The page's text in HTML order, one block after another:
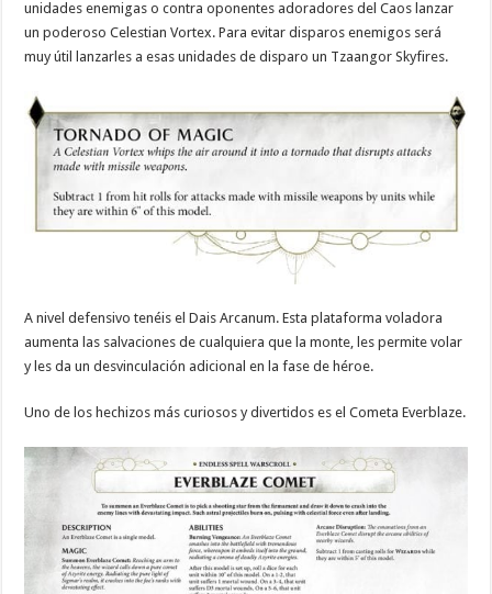
unidades enemigas o contra oponentes adoradores del Caos lanzar
un poderoso Celestian Vortex. Para evitar disparos enemigos será
muy útil lanzarles a esas unidades de disparo un Tzaangor Skyfires.
A nivel defensivo tenéis el Dais Arcanum.Esta plataforma voladora
aumenta las salvaciones de cualquiera que la monte, les permite volar
y les da un desvinculación adicional en la fase de héroe.
Uno de los hechizos más curiosos y divertidos es el Cometa Everblaze.